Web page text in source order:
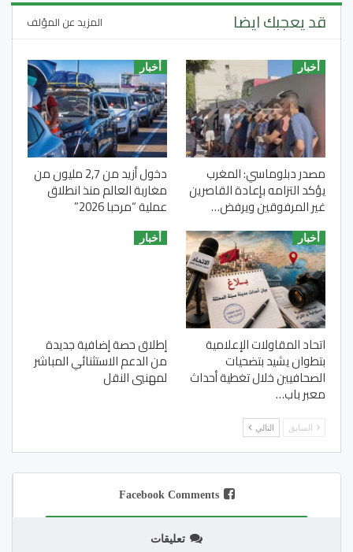
قد يعجبك ايضا المزيد عن المؤلف
أخبار
مصدر دبلوماسي: المغرب
يؤكد التزامه بإعادة القاصرين
غير المرفوقين ويرفض…
أخبار
دخول أزيد من 2,7 مليون من
مغاربة العالم منذ انطلاق
عملية “مرحبا 2026”
أخبار
اتحاد المقاولات الإعلامية
بتطوان يشيد بتضحيات
الصحافيين خلال تغطية أحداث
معبر باب…
أخبار
إطلاق حصة إضافية جديدة
من الدعم الاستثنائي المباشر
لمهنيي النقل
السابق التالي
Facebook Comments
تعليقات